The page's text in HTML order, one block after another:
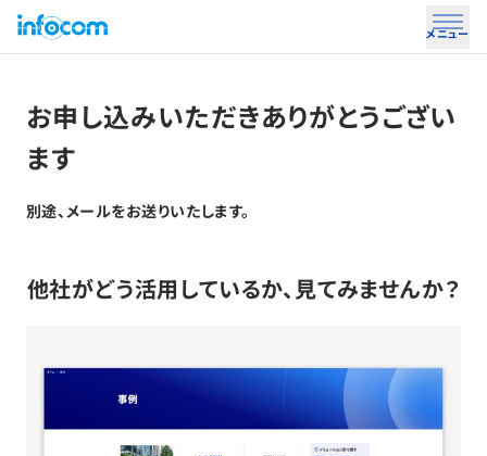
メニュー
お申し込みいただきありがとうござい
ます
別途、メールをお送りいたします。
他社がどう活用しているか、見てみませんか？